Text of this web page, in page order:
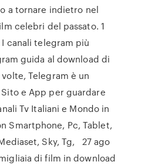
a tornare indietro nel
celebri del passato. 1
canali telegram più
guida al download di
Telegram è un
e App per guardare
Tv Italiani e Mondo in
Smartphone, Pc, Tablet,
Sky, Tg, 27 ago
di film in download